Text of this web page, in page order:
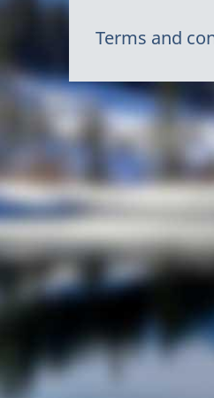
Terms and